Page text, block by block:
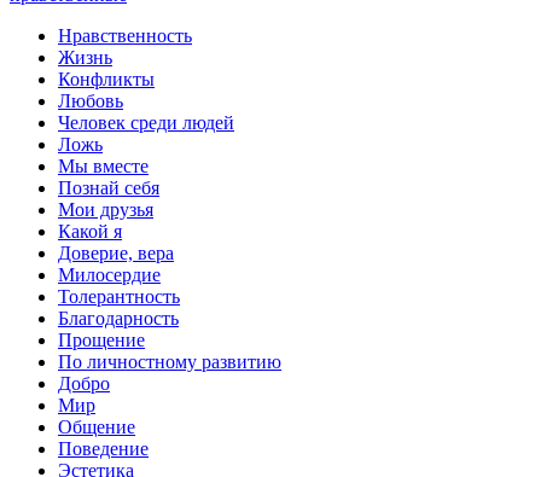
Нравственность
Жизнь
Конфликты
Любовь
Человек среди людей
Ложь
Мы вместе
Познай себя
Мои друзья
Какой я
Доверие, вера
Милосердие
Толерантность
Благодарность
Прощение
По личностному развитию
Добро
Мир
Общение
Поведение
Эстетика